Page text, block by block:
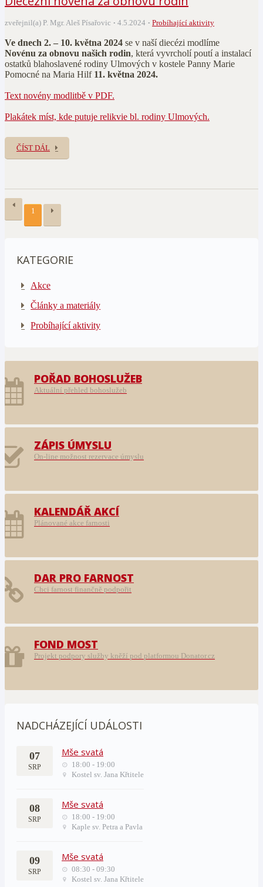
zveřejnil(a) P. Mgr. Aleš Písařovic 4.5.2024 Probíhající aktivity
Ve dnech 2. – 10. května 2024 se v naší diecézi modlíme
Novénu za obnovu našich rodin, která vyvrcholí poutí a instalací
ostatků blahoslavené rodiny Ulmových v kostele Panny Marie
Pomocné na Maria Hilf 11. května 2024.
Text novény modlitbě v PDF.
Plakátek míst, kde putuje relikvie bl. rodiny Ulmových.
ČÍST DÁL
1
KATEGORIE
Akce
Články a materiály
Probíhající aktivity
POŘAD BOHOSLUŽEB
Aktuální přehled bohoslužeb
ZÁPIS ÚMYSLU
On-line možnost rezervace úmyslu
KALENDÁŘ AKCÍ
Plánované akce farnosti
DAR PRO FARNOST
Chci farnost finančně podpořit
FOND MOST
Projekt podpory služby kněží pod platformou Donator.cz
NADCHÁZEJÍCÍ UDÁLOSTI
07
SRP
Mše svatá
18:00 - 19:00
Kostel sv. Jana Křtitele
08
SRP
Mše svatá
18:00 - 19:00
Kaple sv. Petra a Pavla
09
SRP
Mše svatá
08:30 - 09:30
Kostel sv. Jana Křtitele